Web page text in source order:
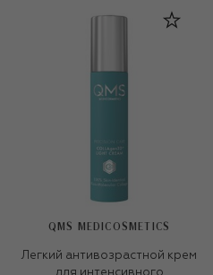
QMS MEDICOSMETICS
Легкий антивозрастной крем